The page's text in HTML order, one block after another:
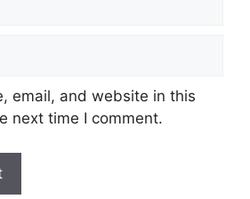
email, and website in this
next time I comment.